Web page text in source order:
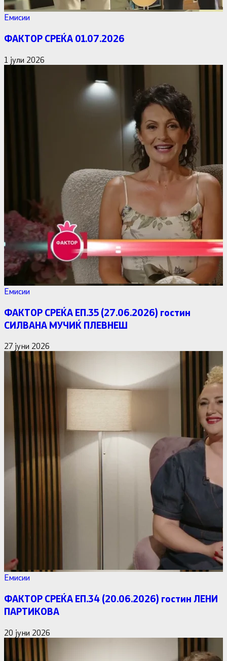
Емисии
ФАКТОР СРЕЌА 01.07.2026
1 јули 2026
Емисии
ФАКТОР СРЕЌА ЕП.35 (27.06.2026) гостин
СИЛВАНА МУЧИЌ ПЛЕВНЕШ
27 јуни 2026
Емисии
ФАКТОР СРЕЌА ЕП.34 (20.06.2026) гостин ЛЕНИ
ПАРТИКОВА
20 јуни 2026